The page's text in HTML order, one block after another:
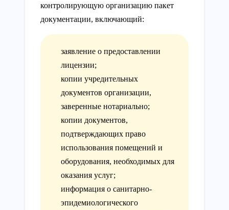
контролирующую организацию пакет
документации, включающий:
заявление о предоставлении
лицензии;
копии учредительных
документов организации,
заверенные нотариально;
копии документов,
подтверждающих право
использования помещений и
оборудования, необходимых для
оказания услуг;
информация о санитарно-
эпидемиологического